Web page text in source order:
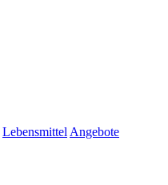
Lebensmittel Angebote